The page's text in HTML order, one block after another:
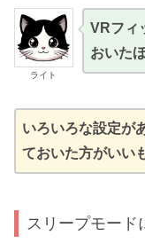
ライト
VRフィ
おいた
いろいろな設定が
ておいた方がいい
スリープモード